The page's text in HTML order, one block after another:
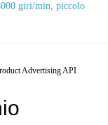
giri/min, piccolo
Advertising API